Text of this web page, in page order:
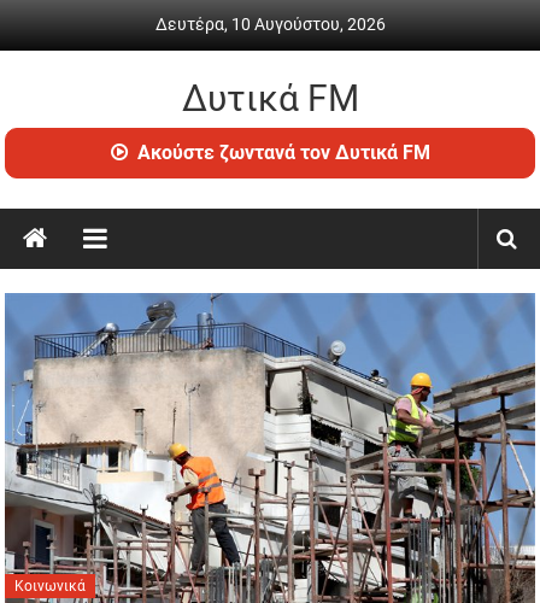
Δευτέρα, 10 Αυγούστου, 2026
Δυτικά FM
Ραδιόφωνο
•
ενημέρωση
Ακούστε ζωντανά τον Δυτικά FM
Κοινωνικά